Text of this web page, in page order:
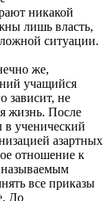
никакой
лишь власть,
ситуации.
же,
учащийся
зависит, не
жизнь. После
в ученический
азартных
отношение к
называемым
все приказы
До